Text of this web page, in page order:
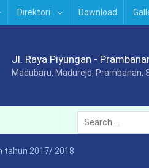
Direktori Download
Jl. Raya Piyungan -
Madubaru, Madurejo, Prambanan,
Search
for:
tahun 2017/ 2018